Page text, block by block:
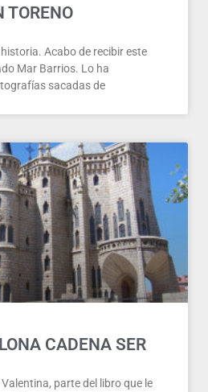
TORENO
Acabo de recibir este
Mar Barrios. Lo ha
sacadas de
CADENA SER
parte del libro que le